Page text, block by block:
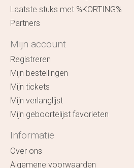
Laatste stuks met %KORTING%
Partners
Mijn account
Registreren
Mijn bestellingen
Mijn tickets
Mijn verlanglijst
Mijn geboortelijst favorieten
Informatie
Over ons
Algemene voorwaarden